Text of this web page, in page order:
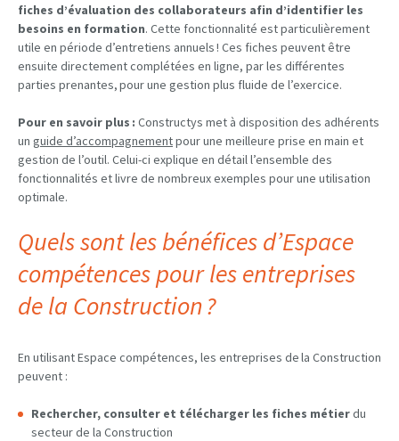
fiches d’évaluation des collaborateurs afin d’identifier les
besoins en formation. Cette fonctionnalité est particulièrement
utile en période d’entretiens annuels ! Ces fiches peuvent être
ensuite directement complétées en ligne, par les différentes
parties prenantes, pour une gestion plus fluide de l’exercice.
Pour en savoir plus : Constructys met à disposition des adhérents
un guide d’accompagnementpour une meilleure prise en main et
gestion de l’outil. Celui-ci explique en détail l’ensemble des
fonctionnalités et livre de nombreux exemples pour une utilisation
optimale.
Quels sont les bénéfices d’Espace
compétences pour les entreprises
de la Construction ?
En utilisant Espace compétences, les entreprises de la Construction
peuvent :
Rechercher, consulter et télécharger les fiches métierdu
secteur de la Construction